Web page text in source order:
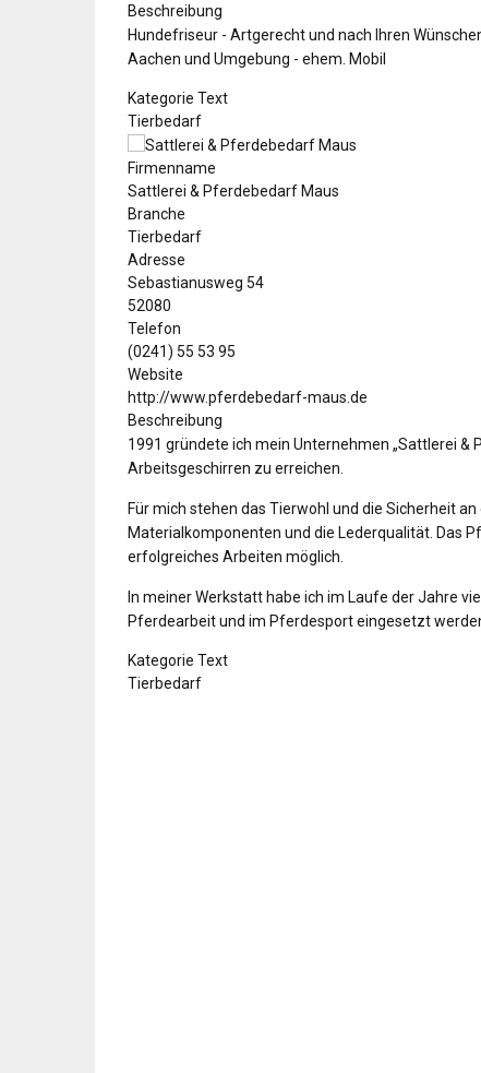
Beschreibung
Hundefriseur - Artgerecht und nach Ihren
Aachen und Umgebung - ehem. Mobil
Kategorie Text
Tierbedarf
Firmenname
Sattlerei & Pferdebedarf Maus
Branche
Tierbedarf
Adresse
Sebastianusweg 54
52080
Telefon
(0241) 55 53 95
Website
http://www.pferdebedarf-maus.de
Beschreibung
1991 gründete ich mein Unternehmen „Sattlerei
Arbeitsgeschirren zu erreichen.
Für mich stehen das Tierwohl und die Sicherheit
Materialkomponenten und die Lederqualität. Das
erfolgreiches Arbeiten möglich.
In meiner Werkstatt habe ich im Laufe der Jahre
Pferdearbeit und im Pferdesport eingesetzt
Kategorie Text
Tierbedarf